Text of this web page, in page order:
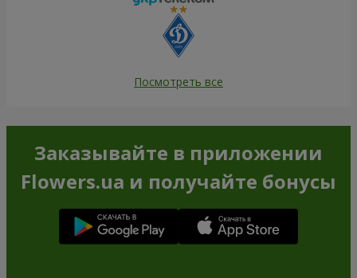
Посмотреть все
Заказывайте в приложении
Flowers.ua и получайте бонусы